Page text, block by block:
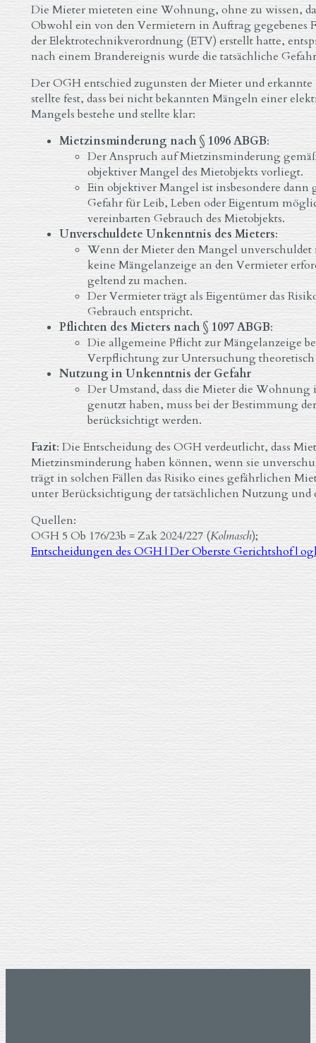
Die Mieter mieteten eine Wohnung, ohne zu wissen,
Obwohl ein von den Vermietern in Auftrag gegebenes
der Elektrotechnikverordnung (ETV) erstellt hatte,
nach einem Brandereignis wurde die tatsächliche
Der OGH entschied zugunsten der Mieter und
stellte fest, dass bei nicht bekannten Mängeln einer
Mangels bestehe und stellte klar:
Mietzinsminderung nach § 1096 ABGB:
Der Anspruch auf Mietzinsminderung
objektiver Mangel des Mietobjekts vorliegt.
Ein objektiver Mangel ist insbesondere
Gefahr für Leib, Leben oder Eigentum
vereinbarten Gebrauch des Mietobjekts.
Unverschuldete Unkenntnis des Mieters:
Wenn der Mieter den Mangel
keine Mängelanzeige an den Vermieter
geltend zu machen.
Der Vermieter trägt als Eigentümer das
Gebrauch entspricht.
Pflichten des Mieters nach § 1097 ABGB:
Die allgemeine Pflicht zur Mängelanzeige
Verpflichtung zur Untersuchung
Nutzung in Unkenntnis der Gefahr
Der Umstand, dass die Mieter die
genutzt haben, muss bei der Bestimmung
berücksichtigt werden.
Fazit: Die Entscheidung des OGH verdeutlicht, dass
Mietzinsminderung haben können, wenn sie
trägt in solchen Fällen das Risiko eines gefährlichen
unter Berücksichtigung der tatsächlichen Nutzung
Quellen:
OGH 5 Ob 176/23b = Zak 2024/227 (Kolmasch);
Entscheidungen des OGH | Der Oberste Gerichtshof |